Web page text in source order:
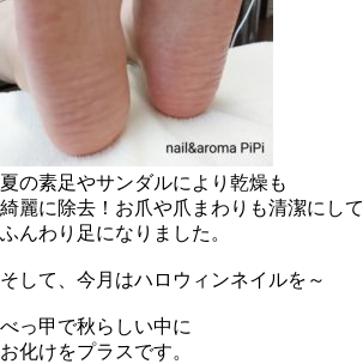
夏の素足やサンダルにより乾燥も
綺麗に除去！お爪や爪まわりも清潔にして
ふんわり足になりました。
そして、今月はハロウィンネイルを～
べっ甲で秋らしい中に
お化けをプラスです。